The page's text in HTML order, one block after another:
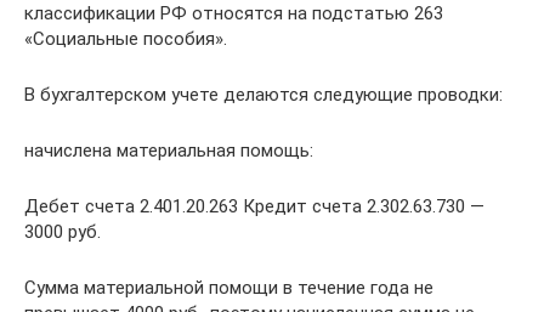
классификации РФ относятся на подстатью 263
«Социальные пособия».
В бухгалтерском учете делаются следующие проводки:
начислена материальная помощь:
Дебет счета 2.401.20.263 Кредит счета 2.302.63.730 —
3000 руб.
Сумма материальной помощи в течение года не